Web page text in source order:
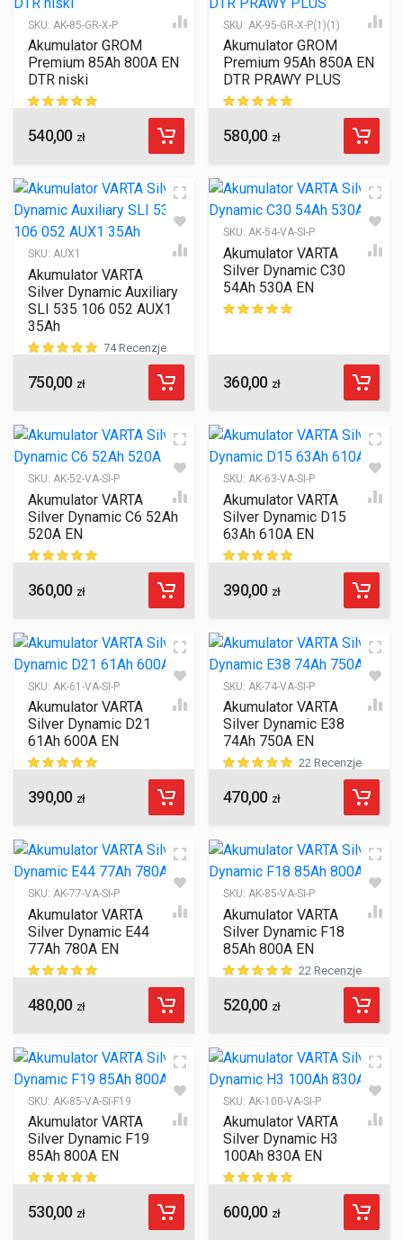
SKU: AK-85-GR-X-P
Akumulator GROM
Premium 85Ah 800A EN
DTR niski
ocen klientów
540,00 zł
SKU: AK-95-GR-X-P(1)(1)
Akumulator GROM
Premium 95Ah 850A EN
DTR PRAWY PLUS
ocen klientów
580,00 zł
SKU: AUX1
Akumulator VARTA
Silver Dynamic Auxiliary
SLI 535 106 052 AUX1
35Ah
ocen klientów
74 Recenzje
750,00 zł
SKU: AK-54-VA-SI-P
Akumulator VARTA
Silver Dynamic C30
54Ah 530A EN
360,00 zł
SKU: AK-52-VA-SI-P
Akumulator VARTA
Silver Dynamic C6 52Ah
520A EN
ocen klientów
360,00 zł
SKU: AK-63-VA-SI-P
Akumulator VARTA
Silver Dynamic D15
63Ah 610A EN
ocen klientów
390,00 zł
SKU: AK-61-VA-SI-P
Akumulator VARTA
Silver Dynamic D21
61Ah 600A EN
ocen klientów
390,00 zł
SKU: AK-74-VA-SI-P
Akumulator VARTA
Silver Dynamic E38
74Ah 750A EN
ocen klientów
22 Recenzje
470,00 zł
SKU: AK-77-VA-SI-P
Akumulator VARTA
Silver Dynamic E44
77Ah 780A EN
ocen klientów
480,00 zł
SKU: AK-85-VA-SI-P
Akumulator VARTA
Silver Dynamic F18
85Ah 800A EN
ocen klientów
22 Recenzje
520,00 zł
SKU: AK-85-VA-SI-F19
Akumulator VARTA
Silver Dynamic F19
85Ah 800A EN
ocen klientów
530,00 zł
SKU: AK-100-VA-SI-P
Akumulator VARTA
Silver Dynamic H3
100Ah 830A EN
ocen klientów
600,00 zł